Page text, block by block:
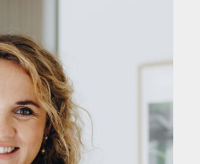
van de verkopende
van jouw nieuwe woning is
mee te nemen.